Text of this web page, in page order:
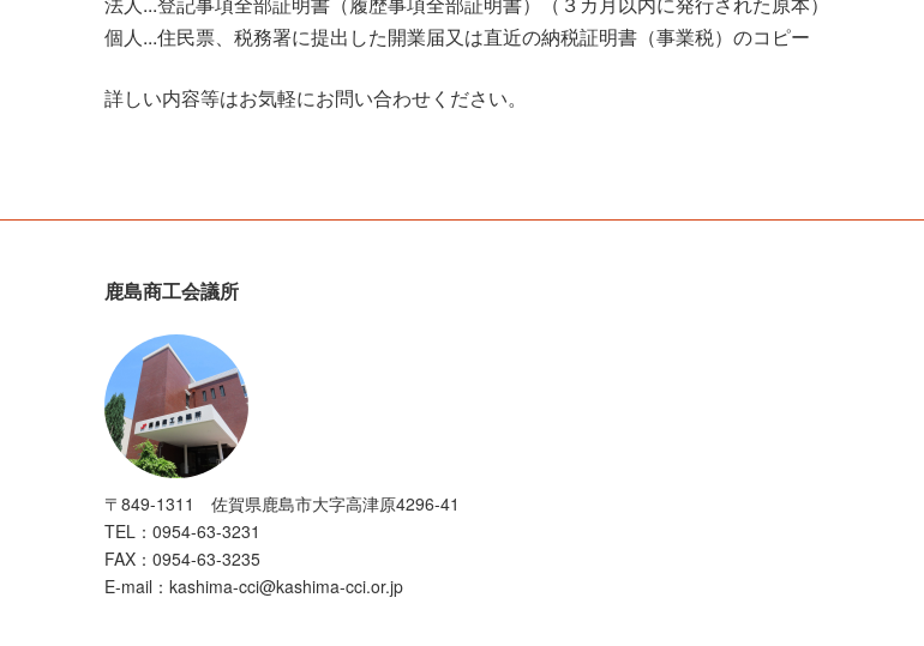
個人...住民票、税務署に提出した開業届又は直近の納税証明書（事業税）のコピー
詳しい内容等はお気軽にお問い合わせください。
鹿島商工会議所
〒849-1311 佐賀県鹿島市大字高津原4296-41
TEL：0954-63-3231
FAX：0954-63-3235
E-mail：kashima-cci@kashima-cci.or.jp